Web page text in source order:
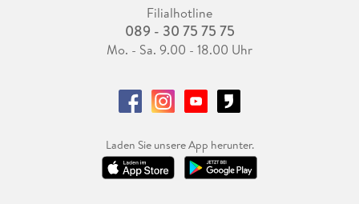
Filialhotline
089 - 30 75 75 75
Mo. - Sa. 9.00 - 18.00 Uhr
Laden Sie unsere App herunter.